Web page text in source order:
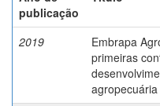
publicação
2019
Embrapa
primeiras